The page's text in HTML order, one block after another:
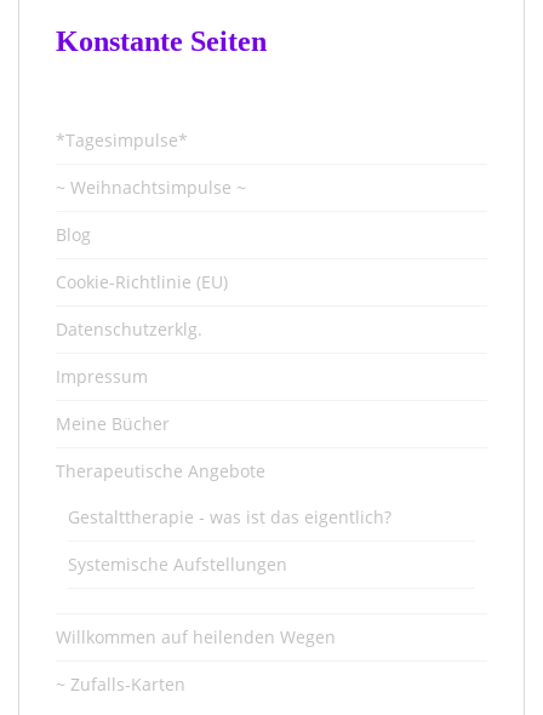
Konstante Seiten
*Tagesimpulse*
~ Weihnachtsimpulse ~
Blog
Cookie-Richtlinie (EU)
Datenschutzerklg.
Impressum
Meine Bücher
Therapeutische Angebote
Gestalttherapie - was ist das eigentlich?
Systemische Aufstellungen
Willkommen auf heilenden Wegen
~ Zufalls-Karten